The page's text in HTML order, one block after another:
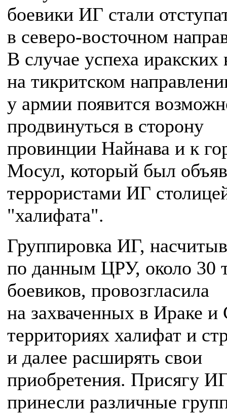
боевики ИГ стали
в северо-восточном
В случае успеха иракских
на тикритском
у армии появится
продвинуться в сторону
провинции Найнава и к
Мосул, который был
террористами ИГ
"халифата".
Группировка ИГ,
по данным ЦРУ, около 30
боевиков, провозгласила
на захваченных в Ираке
территориях халифат и
и далее расширять свои
приобретения. Присягу
принесли различные